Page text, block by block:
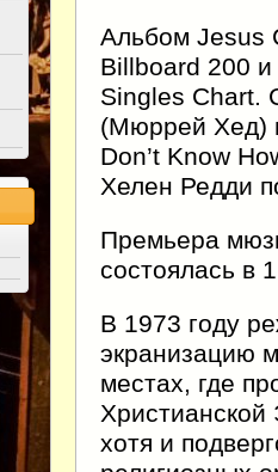
Альбом Jesus
Billboard 200
Singles Chart.
(Мюррей Хед)
Don’t Know
Хелен Редди
Премьера
состоялась в
В 1973 году
экранизацию
местах, где
Христианской
хотя и